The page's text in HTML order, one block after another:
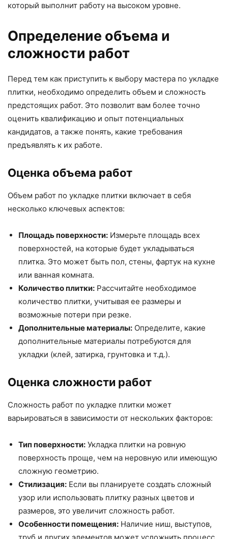
который выполнит работу на высоком уровне.
Определение объема и
сложности работ
Перед тем как приступить к выбору мастера по укладке
плитки, необходимо определить объем и сложность
предстоящих работ. Это позволит вам более точно
оценить квалификацию и опыт потенциальных
кандидатов, а также понять, какие требования
предъявлять к их работе.
Оценка объема работ
Объем работ по укладке плитки включает в себя
несколько ключевых аспектов:
Площадь поверхности: Измерьте площадь всех
поверхностей, на которые будет укладываться
плитка. Это может быть пол, стены, фартук на кухне
или ванная комната.
Количество плитки: Рассчитайте необходимое
количество плитки, учитывая ее размеры и
возможные потери при резке.
Дополнительные материалы: Определите, какие
дополнительные материалы потребуются для
укладки (клей, затирка, грунтовка и т.д.).
Оценка сложности работ
Сложность работ по укладке плитки может
варьироваться в зависимости от нескольких факторов:
Тип поверхности: Укладка плитки на ровную
поверхность проще, чем на неровную или имеющую
сложную геометрию.
Стилизация: Если вы планируете создать сложный
узор или использовать плитку разных цветов и
размеров, это увеличит сложность работ.
Особенности помещения: Наличие ниш, выступов,